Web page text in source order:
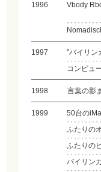
1996 Vbody
1997
"バイリン
コンピュ
1998 言葉の影
1999
50台の
ふたりの
ふたりの
バイリン